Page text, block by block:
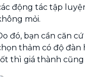
động tác tập
mỏi.
đó, bạn cần căn
thảm có độ đàn
thì giá thành cũng